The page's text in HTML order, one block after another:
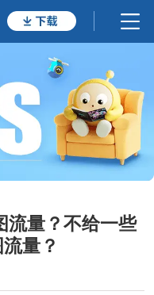
流量？不给一些
量？